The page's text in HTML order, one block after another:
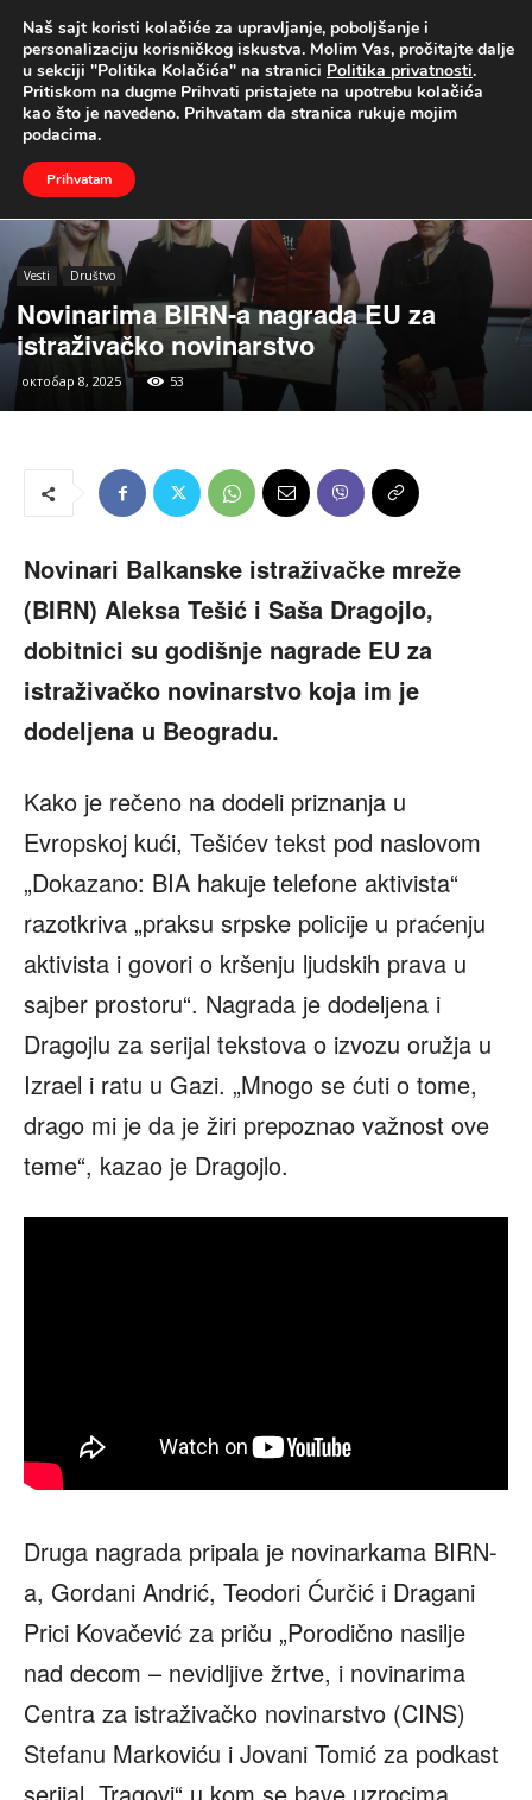
UŽIVO
Naslovna Vesti Društvo
Vesti Društvo
Novinarima BIRN-a nagrada EU za
istraživačko novinarstvo
октобар 8, 2025 53
Novinari Balkanske istraživačke mreže
(BIRN) Aleksa Tešić i Saša Dragojlo,
dobitnici su godišnje nagrade EU za
istraživačko novinarstvo koja im je
dodeljena u Beogradu.
Kako je rečeno na dodeli priznanja u
Evropskoj kući, Tešićev tekst pod naslovom
„Dokazano: BIA hakuje telefone aktivista“
razotkriva „praksu srpske policije u praćenju
aktivista i govori o kršenju ljudskih prava u
sajber prostoru“. Nagrada je dodeljena i
Dragojlu za serijal tekstova o izvozu oružja u
Izrael i ratu u Gazi. „Mnogo se ćuti o tome,
drago mi je da je žiri prepoznao važnost ove
teme“, kazao je Dragojlo.
Druga nagrada pripala je novinarkama BIRN-
a, Gordani Andrić, Teodori Ćurčić i Dragani
Prici Kovačević za priču „Porodično nasilje
nad decom – nevidljive žrtve, i novinarima
Centra za istraživačko novinarstvo (CINS)
Stefanu Markoviću i Jovani Tomić za podkast
Naš sajt koristi kolačiće za upravljanje, poboljšanje i
personalizaciju korisničkog iskustva. Molim Vas, pročitajte dalje
u sekciji "Politika Kolačića" na stranici Politika privatnosti.
Pritiskom na dugme Prihvati pristajete na upotrebu kolačića
kao što je navedeno. Prihvatam da stranica rukuje mojim
podacima.
Prihvatam